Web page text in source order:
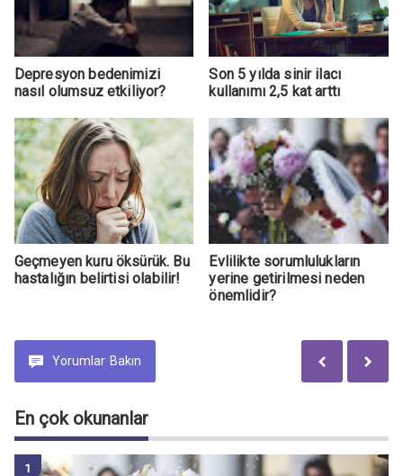
Depresyon bedenimizi
nasıl olumsuz etkiliyor?
Son 5 yılda sinir ilacı
kullanımı 2,5 kat arttı
Geçmeyen kuru öksürük. Bu
hastalığın belirtisi olabilir!
Evlilikte sorumlulukların
yerine getirilmesi neden
önemlidir?
Yorumlar Bakın
En çok okunanlar